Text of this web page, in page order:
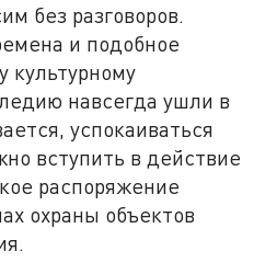
без разговоров.
и подобное
культурному
навсегда ушли в
успокаиваться
вступить в действие
распоряжение
охраны объектов